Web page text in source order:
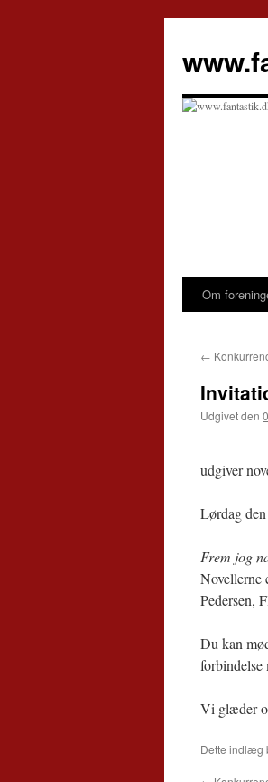
indhold
Om
←
Udgivet den
udgiver
Lørdag
Frem jog
Novellerne
Pedersen,
Du kan
forbindelse
Vi glæder
Dette indlæg